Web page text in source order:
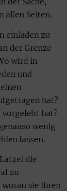
allen Seiten.
einladen zu
der Grenze
wird in
und
hat?
vorgelebt hat?
wenig
lassen.
die
zu
sie ihren